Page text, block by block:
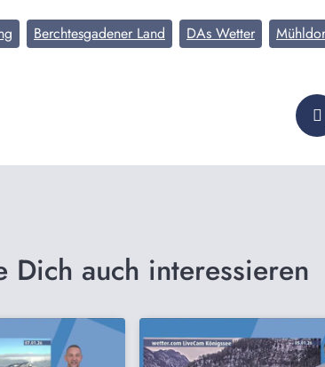
Berchtesgadener Land DAs Wetter
Dich auch interessieren